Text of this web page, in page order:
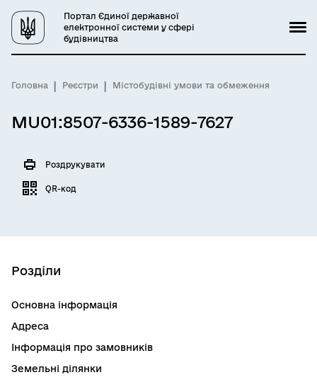
Портал Єдиної державної
електронної системи у сфері
будівництва
Головна Реєстри Містобудівні умови та обмеження
MU01:8507-6336-1589-7627
Роздрукувати
QR-код
Розділи
Основна інформація
Адреса
Інформація про замовників
Земельні ділянки